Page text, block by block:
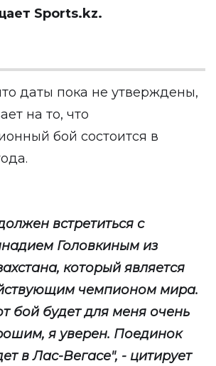
Sports.kz.
даты пока не утверждены,
на то, что
бой состоится в
встретиться с
Головкиным из
который является
чемпионом мира.
бой будет для меня очень
я уверен. Поединок
в Лас-Вегасе", - цитирует